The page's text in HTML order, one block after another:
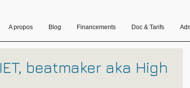
A propos Blog Financements Doc & Tarifs
beatmaker aka High